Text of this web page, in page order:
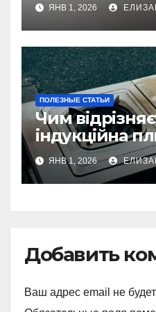
ЯНВ 1, 2026
ПОЛЕЗНЫЕ СТАТЬИ
Чим
індукційна
електричної:
недоліки
ЯНВ 1, 2026
Добавить
Ваш адрес email не